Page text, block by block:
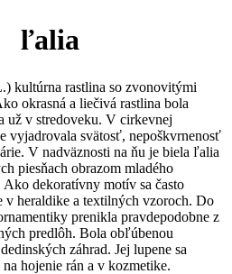
ľalia
kultúrna rastlina so zvonovitými
okrasná a liečivá rastlina bola
už v stredoveku. V cirkevnej
vyjadrovala svätosť, nepoškvrnenosť
V nadväznosti na ňu je biela ľalia
piesňach obrazom mladého
Ako dekoratívny motív sa často
v heraldike a textilných vzoroch. Do
prenikla pravdepodobne z
predlôh. Bola obľúbenou
záhrad. Jej lupene sa
hojenie rán a v kozmetike.